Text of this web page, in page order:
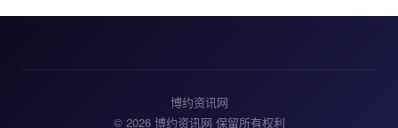
博约资讯网
© 2026 博约资讯网 保留所有权利